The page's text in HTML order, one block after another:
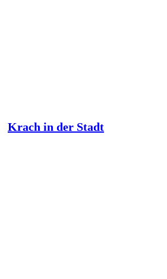
Krach in der Stadt